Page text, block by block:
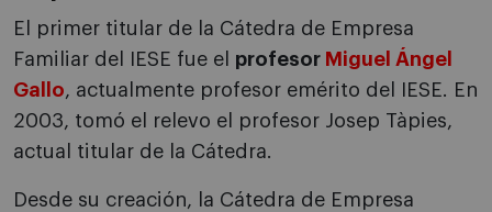
El primer titular de la Cátedra de Empresa
Familiar del IESE fue el profesor Miguel Ángel
Gallo, actualmente profesor emérito del IESE. En
2003, tomó el relevo el profesor Josep Tàpies,
actual titular de la Cátedra.
Desde su creación, la Cátedra de Empresa